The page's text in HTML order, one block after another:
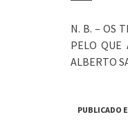
N. B. – OS
PELO QUE
ALBERTO
PUBLICADO